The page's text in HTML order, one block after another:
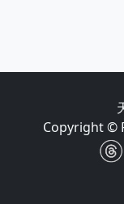
Copyright ©